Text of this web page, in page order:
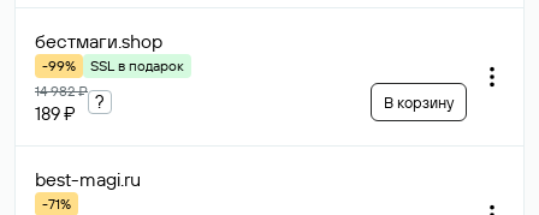
бестмаги.shop
-99%
SSL в подарок
14 982 ₽
189 ₽
? В корзину
best-magi.ru
-71%